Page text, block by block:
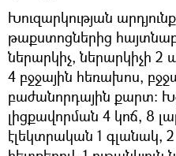
Խուզարկության
թաքստոցներից
ներարկիչ, ներարկիչի 2
4 բջջային հեռախոս,
բաժանորդային քարտ։
լիցքավորման 4 կոճ, 8
էլեկտրական 1 գլանակ,